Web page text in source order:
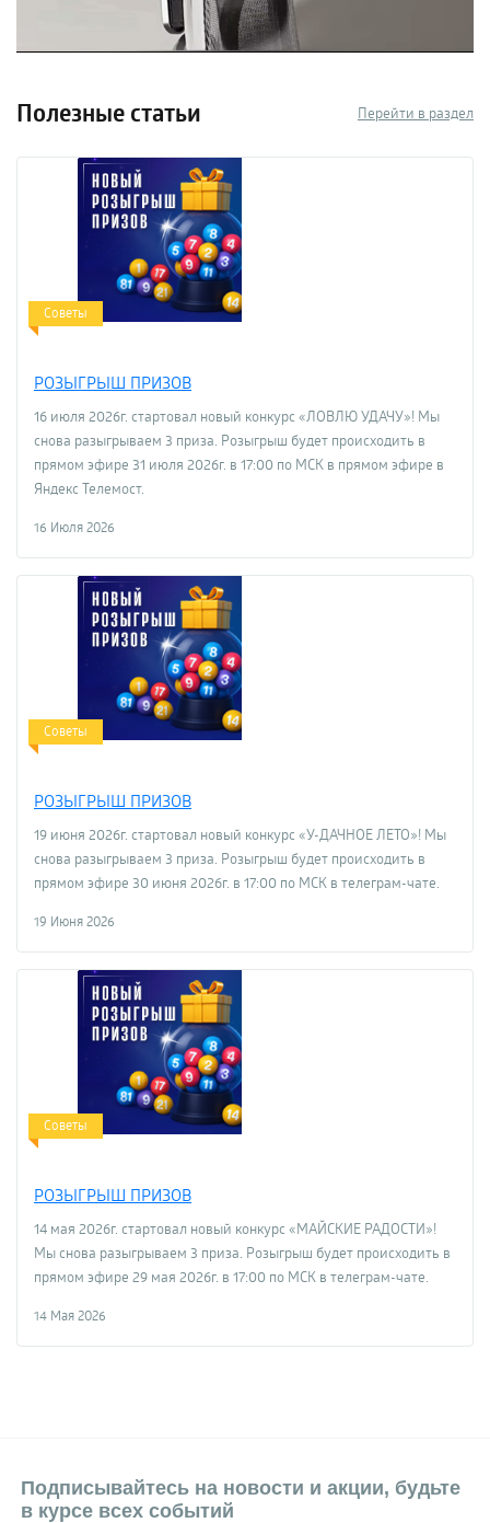
Полезные статьи Перейти в раздел
Советы
РОЗЫГРЫШ ПРИЗОВ
16 июля 2026г. стартовал новый конкурс «ЛОВЛЮ УДАЧУ»! Мы
снова разыгрываем 3 приза. Розыгрыш будет происходить в
прямом эфире 31 июля 2026г. в 17:00 по МСК в прямом эфире в
Яндекс Телемост.
16 Июля 2026
Советы
РОЗЫГРЫШ ПРИЗОВ
19 июня 2026г. стартовал новый конкурс «У-ДАЧНОЕ ЛЕТО»! Мы
снова разыгрываем 3 приза. Розыгрыш будет происходить в
прямом эфире 30 июня 2026г. в 17:00 по МСК в телеграм-чате.
19 Июня 2026
Советы
РОЗЫГРЫШ ПРИЗОВ
14 мая 2026г. стартовал новый конкурс «МАЙСКИЕ РАДОСТИ»!
Мы снова разыгрываем 3 приза. Розыгрыш будет происходить в
прямом эфире 29 мая 2026г. в 17:00 по МСК в телеграм-чате.
14 Мая 2026
Подписывайтесь на новости и акции, будьте
в курсе всех событий